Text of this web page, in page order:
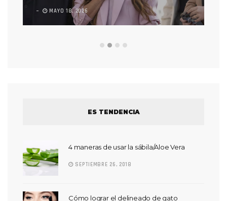
MAYO 18, 2026
ES TENDENCIA
4 maneras de usar la sábila/Aloe Vera
SEPTIEMBRE 26, 2018
Cómo lograr el delineado de gato